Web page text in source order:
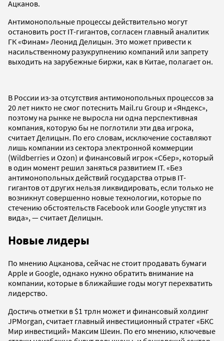
Ацканов.
Антимонопольные процессы действительно могут
остановить рост IТ-гигантов, согласен главный аналитик
ГК «Финам» Леонид Делицын. Это может привести к
насильственному разукрупнению компаний или запрету
выходить на зарубежные биржи, как в Китае, полагает он.
В России из-за отсутствия антимонопольных процессов за
20 лет никто не смог потеснить Mail.ru Group и «Яндекс»,
поэтому на рынке не выросла ни одна перспективная
компания, которую бы не поглотили эти два игрока,
считает Делицын. По его словам, исключение составляют
лишь компании из сектора электронной коммерции
(Wildberries и Ozon) и финансовый игрок «Сбер», который
в один момент решил заняться развитием IТ. «Без
антимонопольных действий государства отрыв IТ-
гигантов от других нельзя ликвидировать, если только не
возникнут совершенно новые технологии, которые по
стечению обстоятельств Facebook или Google упустят из
вида», — считает Делицын.
Новые лидеры
По мнению Ацканова, сейчас не стоит продавать бумаги
Apple и Google, однако нужно обратить внимание на
компании, которые в ближайшие годы могут перехватить
лидерство.
Достичь отметки в $1 трлн может и финансовый холдинг
JPMorgan, считает главный инвестиционный стратег «БКС
Мир инвестиций» Максим Шеин. По его мнению, ключевые